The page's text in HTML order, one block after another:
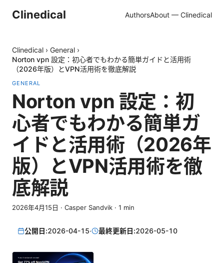
Clinedical AuthorsAbout — Clinedical
Clinedical › General ›
Norton vpn 設定：初心者でもわかる簡単ガイドと活用術
（2026年版）とVPN活用術を徹底解説
GENERAL
Norton vpn 設定：初
心者でもわかる簡単ガ
イドと活用術（2026年
版）とVPN活用術を徹
底解説
2026年4月15日 · Casper Sandvik · 1 min
公開日:2026-04-15· 最終更新日:2026-05-10